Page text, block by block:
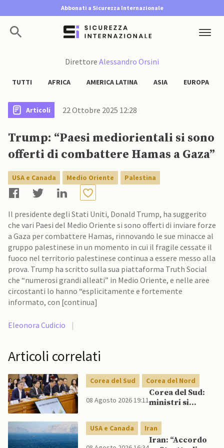
Abbonati a Sicurezza Internazionale
Direttore Alessandro Orsini
TUTTI AFRICA AMERICA LATINA ASIA EUROPA
Articoli 22 Ottobre 2025 12:28
Trump: “Paesi mediorientali si sono
offerti di combattere Hamas a Gaza”
USA e Canada Medio Oriente Palestina
Il presidente degli Stati Uniti, Donald Trump, ha suggerito
che vari Paesi del Medio Oriente si sono offerti di inviare forze
a Gaza per combattere Hamas, rinnovando le sue minacce al
gruppo palestinese in un momento in cui il fragile cessate il
fuoco nel territorio palestinese continua a essere messo alla
prova. Trump ha scritto sulla sua piattaforma Truth Social
che “numerosi grandi alleati” in Medio Oriente, e nelle aree
circostanti lo hanno “esplicitamente e fortemente
informato, con [continua]
Eleonora Cudicio |
Articoli correlati
Corea del Sud Corea del Nord
08 Agosto 2026 19:11
Corea del Sud:
ministri si
pubblicamente
su politica con il
Nord, mentre
USA e Canada Iran
Iran: “Accordo